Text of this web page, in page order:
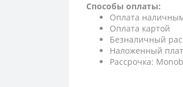
Способы оплаты:
Оплата
Оплата картой
Безналичный
Наложенный
Рассрочка: